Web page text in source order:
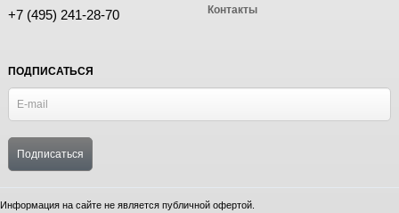
+7 (495) 241-28-70
Контакты
ПОДПИСАТЬСЯ
Информация на сайте не является публичной офертой.